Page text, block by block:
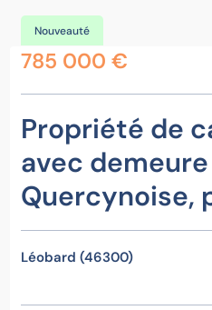
Nouveauté
785 000 €
Propriété de
avec demeure
Quercynoise,
Léobard (46300)